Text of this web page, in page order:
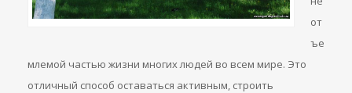
от
ъе
млемой частью жизни многих людей во всем мире. Это
отличный способ оставаться активным, строить